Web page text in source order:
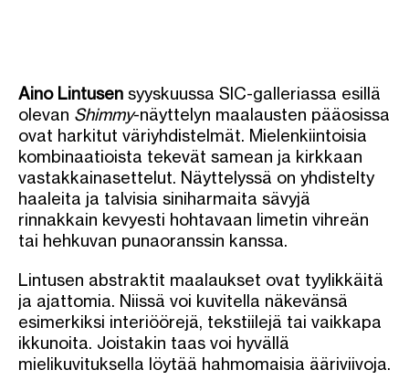
Aino Lintusen syyskuussa SIC-galleriassa esillä
olevan Shimmy-näyttelyn maalausten pääosissa
ovat harkitut väriyhdistelmät. Mielenkiintoisia
kombinaatioista tekevät samean ja kirkkaan
vastakkainasettelut. Näyttelyssä on yhdistelty
haaleita ja talvisia siniharmaita sävyjä
rinnakkain kevyesti hohtavaan limetin vihreän
tai hehkuvan punaoranssin kanssa.
Lintusen abstraktit maalaukset ovat tyylikkäitä
ja ajattomia. Niissä voi kuvitella näkevänsä
esimerkiksi interiöörejä, tekstiilejä tai vaikkapa
ikkunoita. Joistakin taas voi hyvällä
mielikuvituksella löytää hahmomaisia ääriviivoja.